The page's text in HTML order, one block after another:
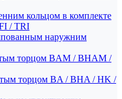
кольцом в комплекте
/ TRI
наружним
торцом BAM / BHAM /
торцом BA / BHA / HK /